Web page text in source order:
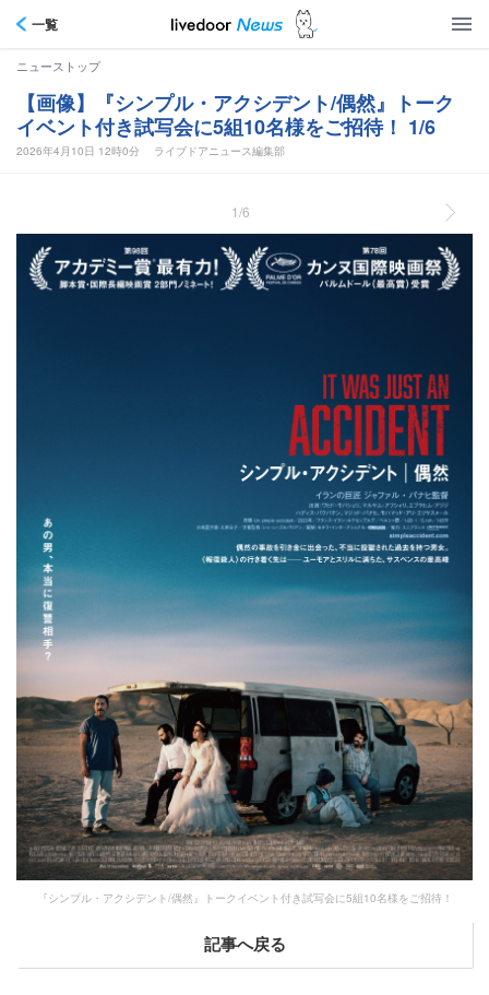
一覧
ニューストップ
【画像】『シンプル・アクシデント/偶然』トーク
イベント付き試写会に5組10名様をご招待！ 1/6
2026年4月10日 12時0分 ライブドアニュース編集部
1/6
『シンプル・アクシデント/偶然』トークイベント付き試写会に5組10名様をご招待！
記事へ戻る